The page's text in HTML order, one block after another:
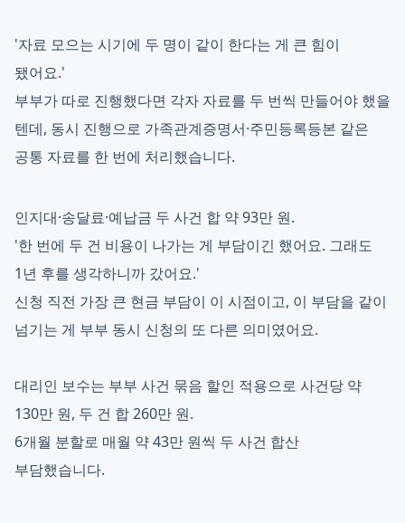
'자료 모으는 시기에 두 명이 같이 한다는 게 큰 힘이
됐어요.'
부부가 따로 진행했다면 각자 자료를 두 번씩 만들어야 했을
텐데, 동시 진행으로 가족관계증명서·주민등록등본 같은
공통 자료를 한 번에 처리했습니다.
인지대·송달료·예납금 두 사건 합 약 93만 원.
'한 번에 두 건 비용이 나가는 게 부담이긴 했어요. 그래도
1년 후를 생각하니까 갔어요.'
신청 직전 가장 큰 현금 부담이 이 시점이고, 이 부담을 같이
넘기는 게 부부 동시 신청의 또 다른 의미였어요.
대리인 보수는 부부 사건 묶음 할인 적용으로 사건당 약
130만 원, 두 건 합 260만 원.
6개월 분할로 매월 약 43만 원씩 두 사건 합산
부담했습니다.